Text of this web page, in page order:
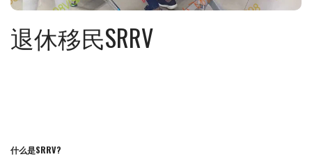
退休移民SRRV
什么是SRRV?